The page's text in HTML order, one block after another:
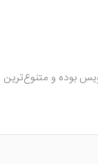
بوده و متنوع‌ترین
است.
تخت ‌های نرم، تلفن،